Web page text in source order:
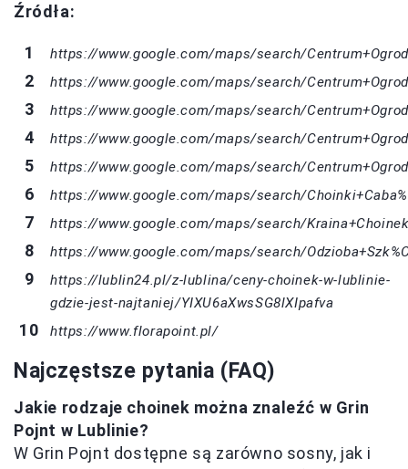
Źródła:
https://www.google.com/maps/search/
https://www.google.com/maps/search/
https://www.google.com/maps/search/
https://www.google.com/maps/search/
https://www.google.com/maps/search/
https://www.google.com/maps/search/
https://www.google.com/maps/search/
https://www.google.com/maps/search/
https://lublin24.pl/z-lublina/ceny-choinek-w-lublinie-
gdzie-jest-najtaniej/YIXU6aXwsSG8lXIpafva
https://www.florapoint.pl/
Najczęstsze pytania (FAQ)
Jakie rodzaje choinek można znaleźć w Grin
Pojnt w Lublinie?
W Grin Pojnt dostępne są zarówno sosny, jak i